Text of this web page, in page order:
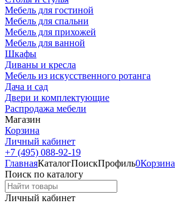
Мебель для гостиной
Мебель для спальни
Мебель для прихожей
Мебель для ванной
Шкафы
Диваны и кресла
Мебель из искусственного ротанга
Дача и сад
Двери и комплектующие
Распродажа мебели
Магазин
Корзина
Личный кабинет
+7 (495) 088-92-19
ГлавнаяКаталогПоискПрофиль0Корзина
Поиск по каталогу
Личный кабинет